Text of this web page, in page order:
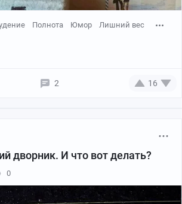
Полнота Юмор Лишний вес
2 16
дворник. И что вот делать?
0